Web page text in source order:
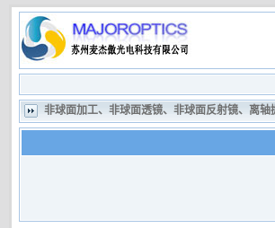
非球面加工、非球面透镜、非球面反射镜、离